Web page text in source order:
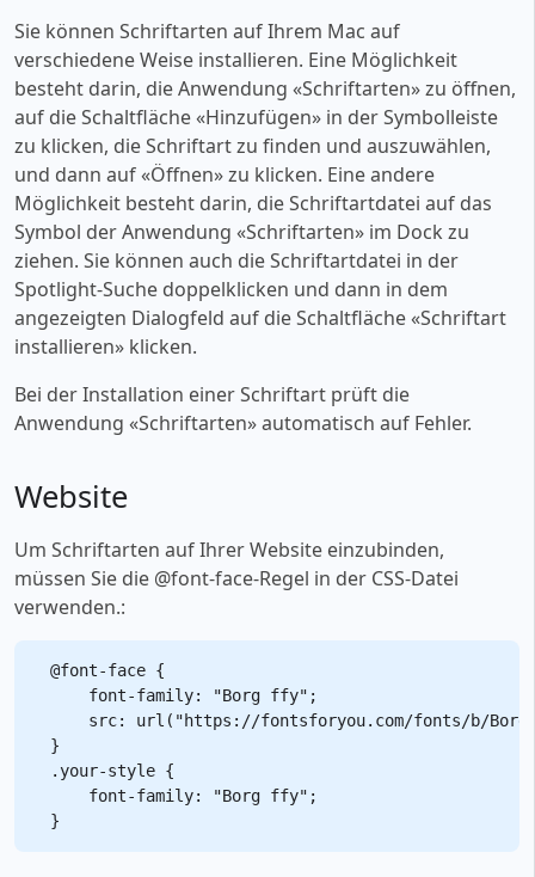
Sie können Schriftarten auf Ihrem Mac auf
verschiedene Weise installieren. Eine Möglichkeit
besteht darin, die Anwendung «‎Schriftarten» zu öffnen,
auf die Schaltfläche «‎Hinzufügen» in der Symbolleiste
zu klicken, die Schriftart zu finden und auszuwählen,
und dann auf «‎Öffnen» zu klicken. Eine andere
Möglichkeit besteht darin, die Schriftartdatei auf das
Symbol der Anwendung «‎Schriftarten» im Dock zu
ziehen. Sie können auch die Schriftartdatei in der
Spotlight-Suche doppelklicken und dann in dem
angezeigten Dialogfeld auf die Schaltfläche «‎Schriftart
installieren» klicken.
Bei der Installation einer Schriftart prüft die
Anwendung «‎Schriftarten» automatisch auf Fehler.
Website
Um Schriftarten auf Ihrer Website einzubinden,
müssen Sie die @font-face-Regel in der CSS-Datei
verwenden.:
@font-face {
    font-family: "Borg ffy";
src: url("https://fontsforyou.com/fonts/b/Borg
}
.your-style {
    font-family: "Borg ffy";